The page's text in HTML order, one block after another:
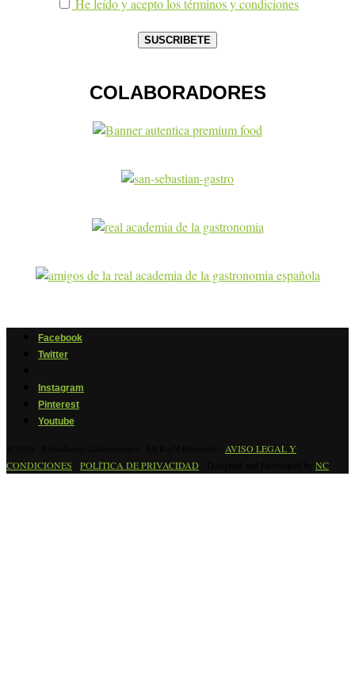
He leído y acepto los términos y condiciones
COLABORADORES
Facebook
Twitter
Instagram
Pinterest
Youtube
AVISO LEGAL Y
CONDICIONES
POLÍTICA DE PRIVACIDAD NC